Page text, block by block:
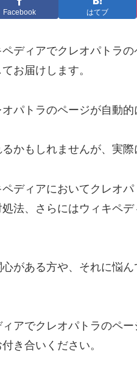
Facebook はてブ
ディアでクレオパトラ
お届けします。
パトラのページが自動
かもしれませんが、実
ディアにおいてクレオ
法、さらにはウィキペ
がある方や、それに悩
アでクレオパトラのペ
き合いください。